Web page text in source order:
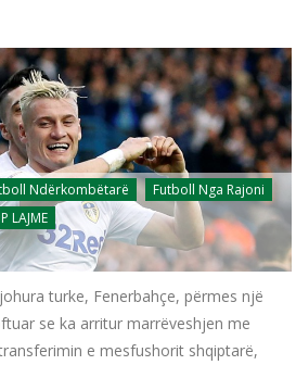
Ndërkombëtarë
Futboll Nga Rajoni
LAJME
turke, Fenerbahçe, përmes një
se ka arritur marrëveshjen me
e mesfushorit shqiptarë,